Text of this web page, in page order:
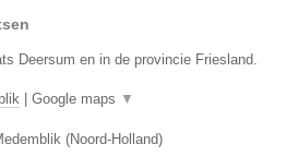
Deersum en in de provincie Friesland.
| Google maps ▼
(Noord-Holland)